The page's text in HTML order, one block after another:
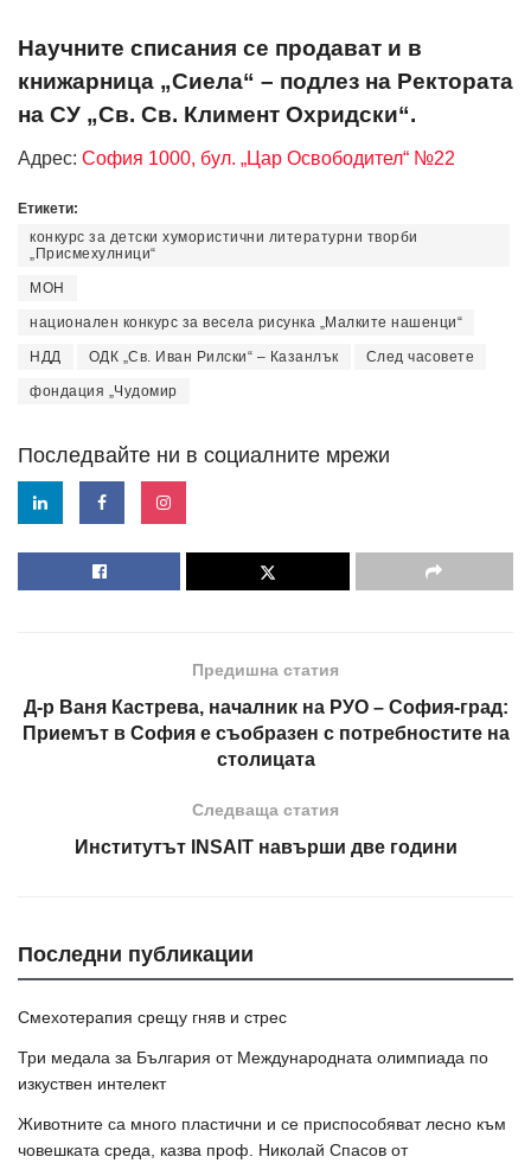
Научните списания се продават и в
книжарница „Сиела“ – подлез на Ректората
на СУ „Св. Св. Климент Охридски“.
Адрес: София 1000, бул. „Цар Освободител“ №22
Етикети:
конкурс за детски хумористични литературни творби
„Присмехулници“
МОН
национален конкурс за весела рисунка „Малките нашенци“
НДД ОДК „Св. Иван Рилски“ – Казанлък След часовете
фондация „Чудомир
Последвайте ни в социалните мрежи
Предишна статия
Д-р Ваня Кастрева, началник на РУО – София-град:
Приемът в София е съобразен с потребностите на
столицата
Следваща статия
Институтът INSAIT навърши две години
Последни публикации
Смехотерапия срещу гняв и стрес
Три медала за България от Международната олимпиада по
изкуствен интелект
Животните са много пластични и се приспособяват лесно към
човешката среда, казва проф. Николай Спасов от